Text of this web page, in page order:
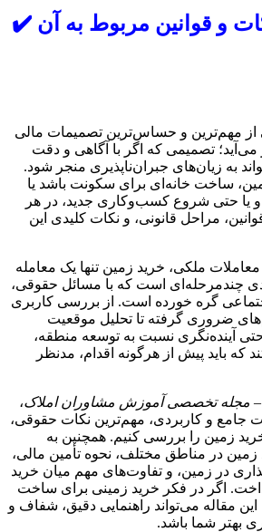
و قوانین مربوط به آن ✔️
از مهم‌ترین و حساس‌ترین تصمیمات مالی
می‌آید؛ تصمیمی که اگر با آگاهی و دقت
به زیان‌های جبران‌ناپذیری منجر شود.
ساخت خانه‌ای برای سکونت باشد یا
یا حتی شروع کسب‌وکاری جدید، در هر
مراحل قانونی، و نکات کلیدی این
معاملات ملکی، خرید زمین تنها یک معامله
چندمرحله‌ای است که با مسائل حقوقی،
گره خورده است. از بررسی کاربری
ضروری گرفته تا تحلیل موقعیت
آینده‌نگری نسبت به توسعه منطقه،
باید پیش از هرگونه اقدام، مدنظر
– مجله تخصصی آموزش مشاوران املاک،
جامع و کاربردی، مهم‌ترین نکات حقوقی،
زمین را بررسی کنیم. همچنین به
در مناطق مختلف، نحوه تأمین مالی،
در زمین، و تفاوت‌های مهم میان خرید
اگر در فکر خرید زمینی برای ساخت
مقاله می‌تواند راهنمایی دقیق، شفاف و
بهتر شما باشد.